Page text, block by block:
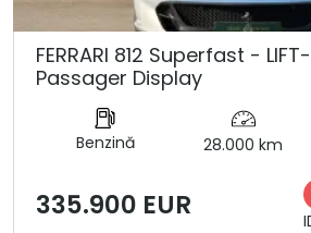
FERRARI 812 Superfast -
Passager Display
Benzină 28.000 km
335.900 EUR